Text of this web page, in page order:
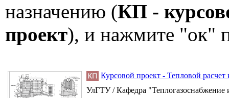
назначению (КП -
проект), и нажмите "ок"
Курсовой проект - Тепловой
УлГТУ / Кафедра "Теплогазоснабжение